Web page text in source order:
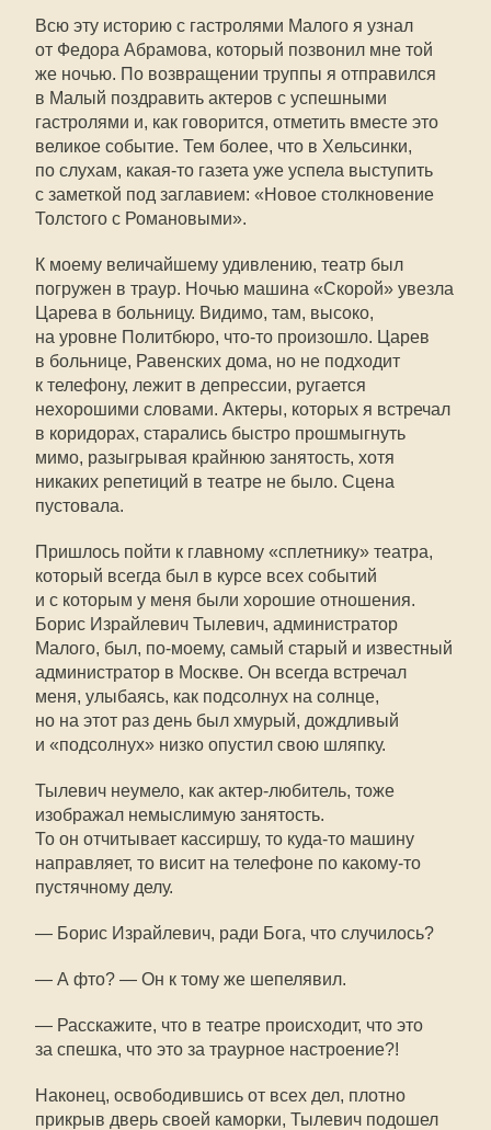
Всю эту историю с гастролями Малого я узнал
от Федора Абрамова, который позвонил мне той
же ночью. По возвращении труппы я отправился
в Малый поздравить актеров с успешными
гастролями и, как говорится, отметить вместе это
великое событие. Тем более, что в Хельсинки,
по слухам, какая-то газета уже успела выступить
с заметкой под заглавием: «Новое столкновение
Толстого с Романовыми».
К моему величайшему удивлению, театр был
погружен в траур. Ночью машина «Скорой» увезла
Царева в больницу. Видимо, там, высоко,
на уровне Политбюро, что-то произошло. Царев
в больнице, Равенских дома, но не подходит
к телефону, лежит в депрессии, ругается
нехорошими словами. Актеры, которых я встречал
в коридорах, старались быстро прошмыгнуть
мимо, разыгрывая крайнюю занятость, хотя
никаких репетиций в театре не было. Сцена
пустовала.
Пришлось пойти к главному «сплетнику» театра,
который всегда был в курсе всех событий
и с которым у меня были хорошие отношения.
Борис Израйлевич Тылевич, администратор
Малого, был, по-моему, самый старый и известный
администратор в Москве. Он всегда встречал
меня, улыбаясь, как подсолнух на солнце,
но на этот раз день был хмурый, дождливый
и «подсолнух» низко опустил свою шляпку.
Тылевич неумело, как актер-любитель, тоже
изображал немыслимую занятость.
То он отчитывает кассиршу, то куда-то машину
направляет, то висит на телефоне по какому-то
пустячному делу.
— Борис Израйлевич, ради Бога, что случилось?
— А фто? — Он к тому же шепелявил.
— Расскажите, что в театре происходит, что это
за спешка, что это за траурное настроение?!
Наконец, освободившись от всех дел, плотно
прикрыв дверь своей каморки, Тылевич подошел